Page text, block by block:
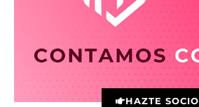
HAZTE SOCIO